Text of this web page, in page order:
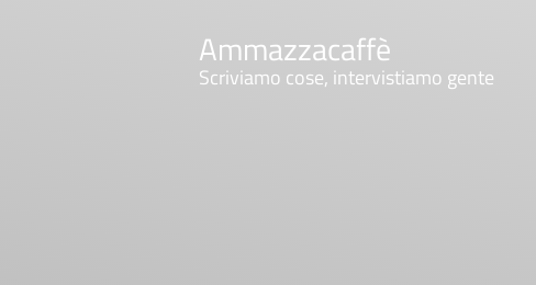
Ammazzacaffè
Scriviamo cose, intervistiamo gente